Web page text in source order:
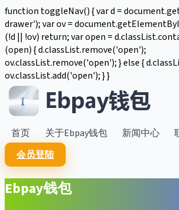
function toggleNav() { var d =
drawer'); var ov =
(!d || !ov) return; var open =
(open) { d.classList.remove('open');
ov.classList.remove('open'); } else {
ov.classList.add('open'); } }
首页 关于Ebpay钱包 新闻中心
会员登陆
Ebpay钱包